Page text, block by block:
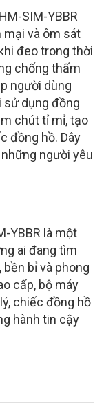
SIM-YBBR
và ôm sát
đeo trong thời
chống thấm
người dùng
sử dụng đồng
chút tỉ mỉ, tạo
đồng hồ. Dây
người yêu
YBBR là một
ai đang tìm
bỉ và phong
cấp, bộ máy
chiếc đồng hồ
hành tin cậy